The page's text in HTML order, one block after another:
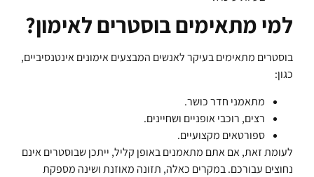
למי מתאימים בוסטרים לאימון?
בוסטרים מתאימים בעיקר לאנשים המבצעים אימונים אינטנסיביים,
כגון:
מתאמני חדר כושר.
רצים, רוכבי אופניים ושחיינים.
ספורטאים מקצועיים.
לעומת זאת, אם אתם מתאמנים באופן קליל, ייתכן שבוסטרים אינם
נחוצים עבורכם. במקרים כאלה, תזונה מאוזנת ושינה מספקת